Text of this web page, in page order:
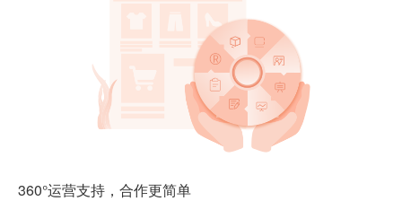
360°运营支持，合作更简单